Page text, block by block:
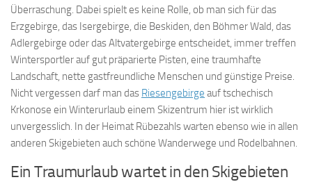
Überraschung. Dabei spielt es keine Rolle, ob man sich für das
Erzgebirge, das Isergebirge, die Beskiden, den Böhmer Wald, das
Adlergebirge oder das Altvatergebirge entscheidet, immer treffen
Wintersportler auf gut präparierte Pisten, eine traumhafte
Landschaft, nette gastfreundliche Menschen und günstige Preise.
Nicht vergessen darf man das Riesengebirge auf tschechisch
Krkonose ein Winterurlaub einem Skizentrum hier ist wirklich
unvergesslich. In der Heimat Rübezahls warten ebenso wie in allen
anderen Skigebieten auch schöne Wanderwege und Rodelbahnen.
Ein Traumurlaub wartet in den Skigebieten